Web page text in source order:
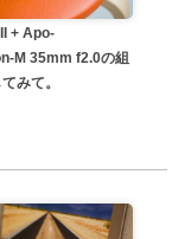
+ Apo-
M 35mm f2.0の組
みて。